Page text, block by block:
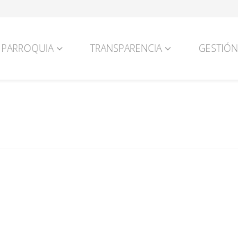
PARROQUIA TRANSPARENCIA GESTIÓN